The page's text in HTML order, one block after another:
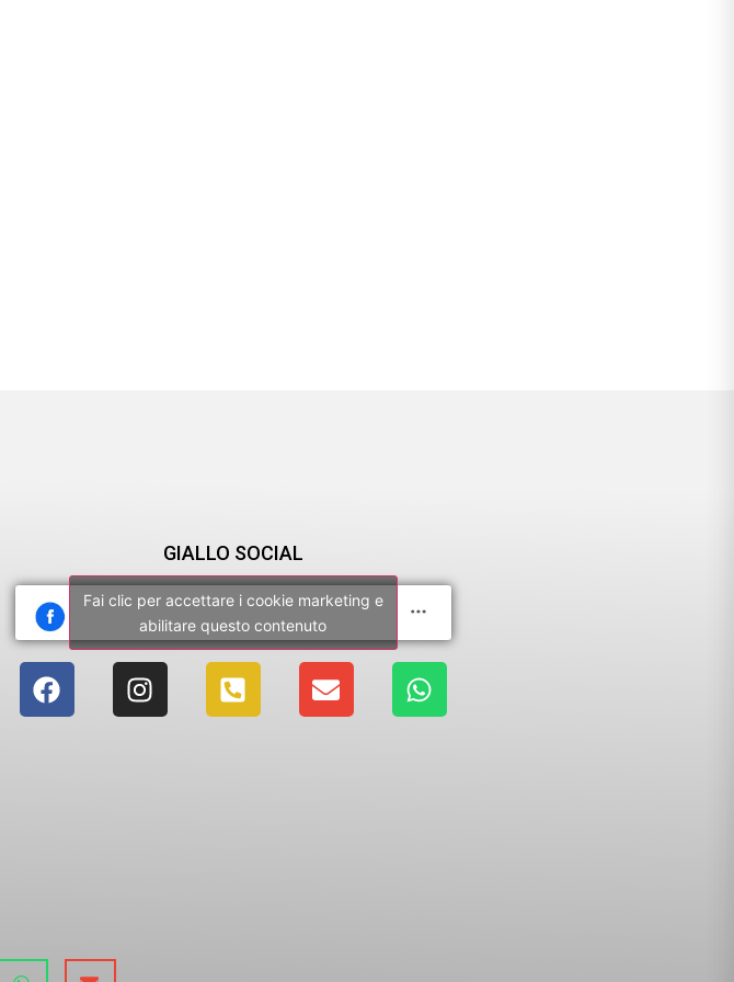
GIALLO SOCIAL
Fai clic per accettare i cookie marketing e
abilitare questo contenuto